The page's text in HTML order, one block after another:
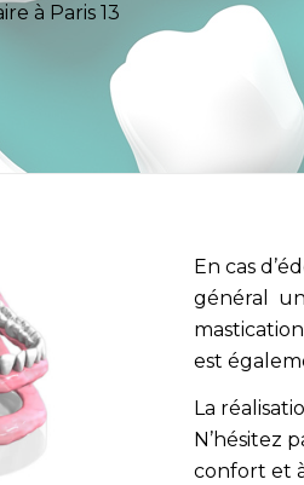
à Paris 13
En cas
général
est
La
N’hésitez
confort et